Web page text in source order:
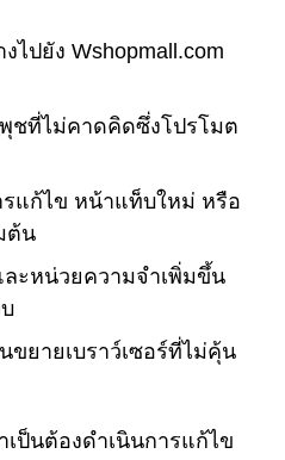
ไปยัง Wshopmall.com
ชที่ไม่คาดคิดซึ่งโปรโมต
แก้ไข หน้าแท็บใหม่ หรือ
ต้น
ละหน่วยความจำเพิ่มขึ้น
ขยายเบราว์เซอร์ที่ไม่คุ้น
ป็นต้องดำเนินการแก้ไข